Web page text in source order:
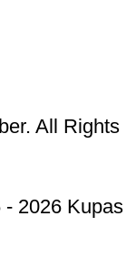
All Rights
2026 Kupas